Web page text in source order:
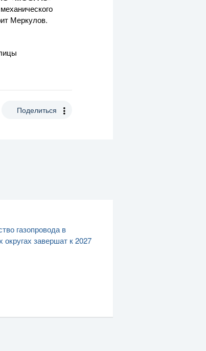
Меркулов.
Поделиться
газопровода в
округах завершат к 2027